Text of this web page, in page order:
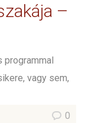
–
programmal
vagy sem,
0